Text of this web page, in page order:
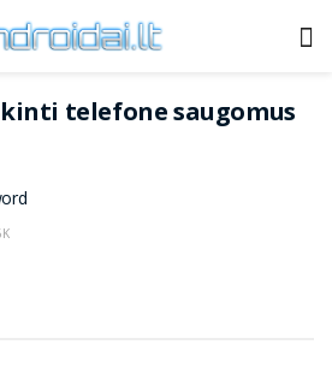
telefone saugomus